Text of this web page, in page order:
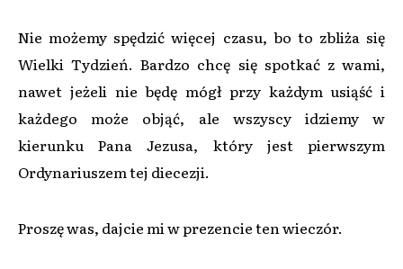
Nie możemy spędzić więcej czasu, bo to zbliża się
Wielki Tydzień. Bardzo chcę się spotkać z wami,
nawet jeżeli nie będę mógł przy każdym usiąść i
każdego może objąć, ale wszyscy idziemy w
kierunku Pana Jezusa, który jest pierwszym
Ordynariuszem tej diecezji.
Proszę was, dajcie mi w prezencie ten wieczór.